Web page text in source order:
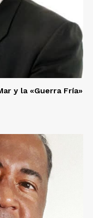
y la «Guerra Fría»